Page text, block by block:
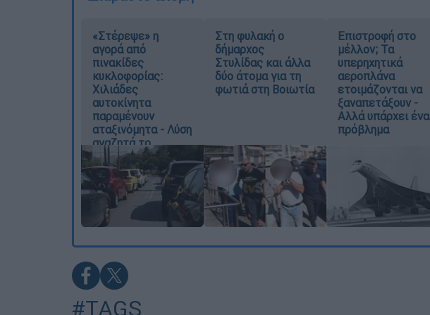
«Στέρεψε» η
αγορά από
πινακίδες
κυκλοφορίας:
Χιλιάδες
αυτοκίνητα
παραμένουν
αταξινόμητα - Λύση
αναζητά το
υπουργείο
Στη φυλακή ο
δήμαρχος
Στυλίδας και άλλα
δύο άτομα για τη
φωτιά στη Βοιωτία
Επιστροφή στο
μέλλον; Τα
υπερηχητικά
αεροπλάνα
ετοιμάζονται να
ξαναπετάξουν -
Αλλά υπάρχει ένα
πρόβλημα
#TAGS